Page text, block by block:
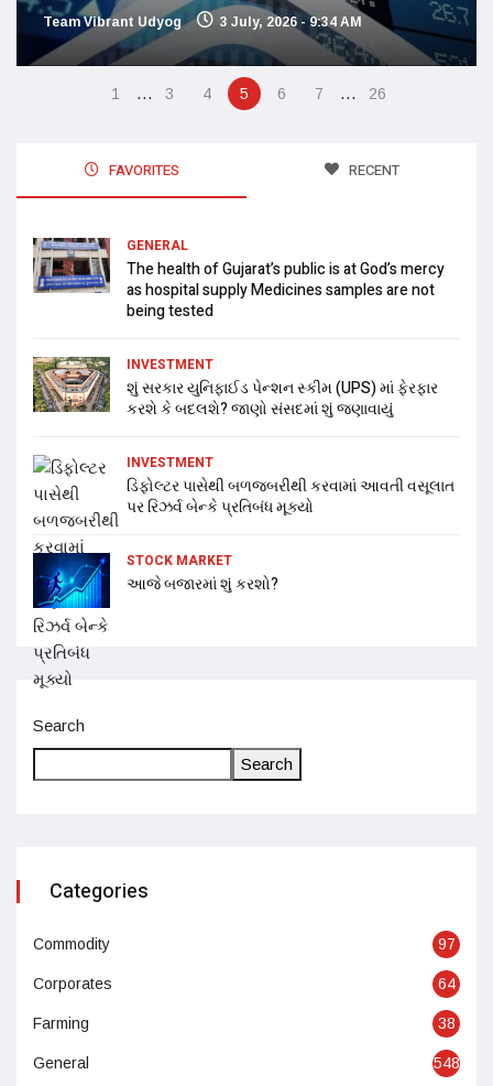
Team Vibrant Udyog 3 July, 2026 - 9:34 AM
1 … 3 4 5 6 7 … 26
FAVORITES RECENT
GENERAL
The health of Gujarat’s public is at God’s mercy
as hospital supply Medicines samples are not
being tested
INVESTMENT
શું સરકાર યુનિફાઈડ પેન્શન સ્કીમ (UPS) માં ફેરફાર
કરશે કે બદલશે? જાણો સંસદમાં શું જણાવાયું
INVESTMENT
ડિફોલ્ટર પાસેથી બળજબરીથી કરવામાં આવતી વસૂલાત
પર રિઝર્વ બેન્કે પ્રતિબંધ મૂક્યો
STOCK MARKET
આજે બજારમાં શું કરશો?
Search
Search
Categories
Commodity 97
Corporates 64
Farming 38
General 548